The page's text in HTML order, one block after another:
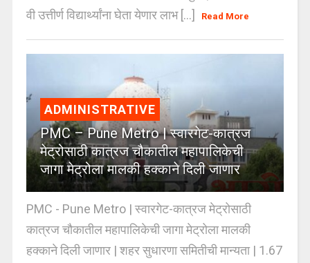
वी उत्तीर्ण विद्यार्थ्यांना घेता येणार लाभ [...]
Read More
ADMINISTRATIVE
PMC – Pune Metro | स्वारगेट-कात्रज
मेट्रोसाठी कात्रज चौकातील महापालिकेची
जागा मेट्रोला मालकी हक्काने दिली जाणार
PMC - Pune Metro | स्वारगेट-कात्रज मेट्रोसाठी
कात्रज चौकातील महापालिकेची जागा मेट्रोला मालकी
हक्काने दिली जाणार | शहर सुधारणा समितीची मान्यता | 1.67